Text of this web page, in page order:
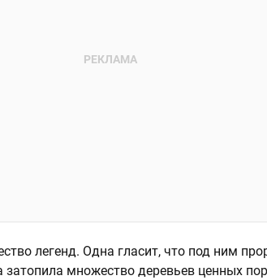
легенд. Одна гласит, что под ним
затопила множество деревьев ценных